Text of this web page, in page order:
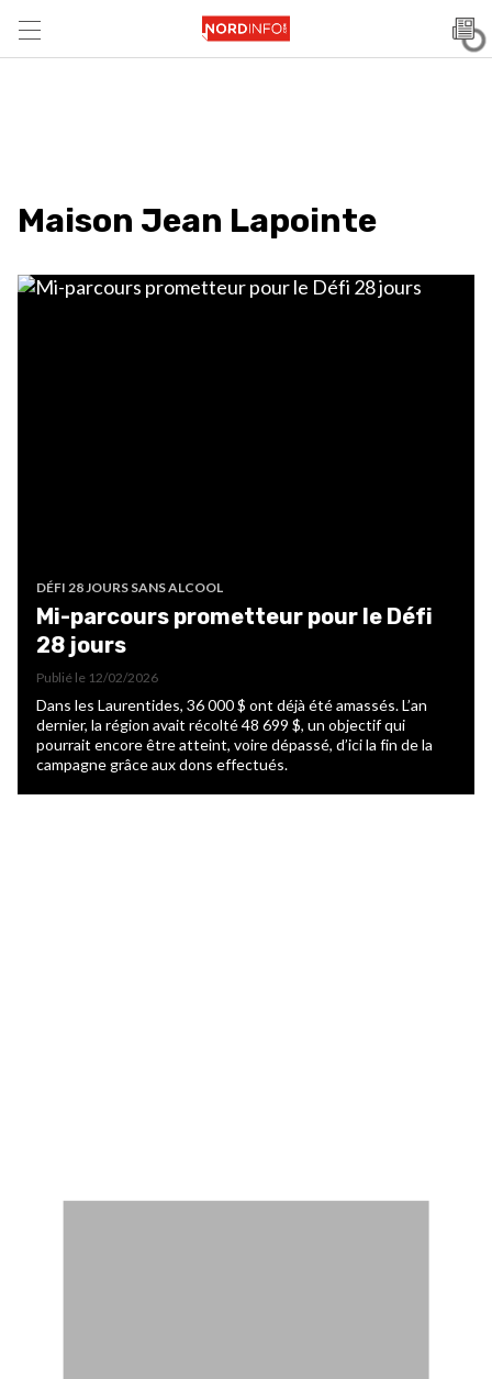
Maison Jean Lapointe
DÉFI 28 JOURS SANS ALCOOL
Mi-parcours prometteur pour le Défi
28 jours
Publié le 12/02/2026
Dans les Laurentides, 36 000 $ ont déjà été amassés. L’an
dernier, la région avait récolté 48 699 $, un objectif qui
pourrait encore être atteint, voire dépassé, d’ici la fin de la
campagne grâce aux dons effectués.